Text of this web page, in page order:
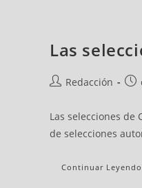
Las
Redacción
Las selecciones de
de selecciones
Continuar Leyendo